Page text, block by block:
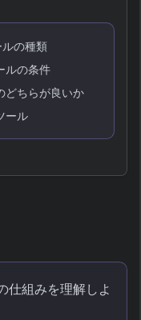
の種類
ルの条件
どちらが良いか
ール
仕組みを理解しよ